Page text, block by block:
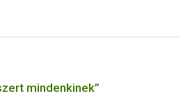
mindenkinek”